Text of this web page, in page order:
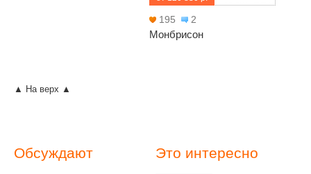
195 2
Монбрисон
▲ На верх ▲
Обсуждают Это интересно